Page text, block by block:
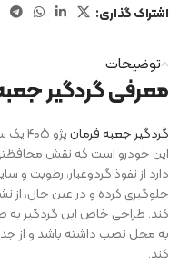
اشتراک گذاری:
توضیحات
معرفی گردگیر
گردگیر جعبه فرمان
پژو
این خودرو است که نقش
دارد از نفوذ گردوغبار، رطوبت
جلوگیری کرده و در عین حال،
کند. طراحی خاص این گردگیر
به محل نصب داشته باشد و از
کند.